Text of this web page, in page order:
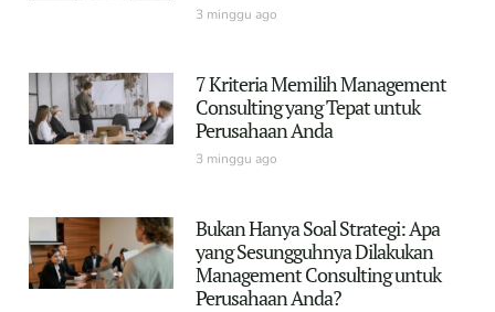
3 minggu ago
7 Kriteria Memilih Management
Consulting yang Tepat untuk
Perusahaan Anda
3 minggu ago
Bukan Hanya Soal Strategi: Apa
yang Sesungguhnya Dilakukan
Management Consulting untuk
Perusahaan Anda?